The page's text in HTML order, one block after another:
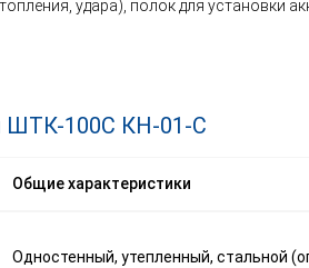
удара), полок для установки
ШТК-100С КН-01-С
Общие характеристики
Одностенный, утепленный, стальной